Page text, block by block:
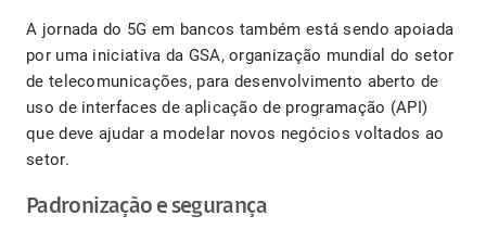
A jornada do 5G em bancos também está sendo apoiada
por uma iniciativa da GSA, organização mundial do setor
de telecomunicações, para desenvolvimento aberto de
uso de interfaces de aplicação de programação (API)
que deve ajudar a modelar novos negócios voltados ao
setor.
Padronização e segurança